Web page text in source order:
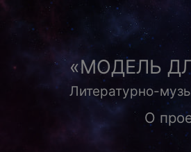
Перейти
содержимому«МОДЕЛЬ
Литературно-
О